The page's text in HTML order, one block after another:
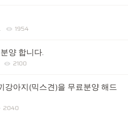
1954
양 합니다.
2100
강아지(믹스견)을 무료분양 해드
2040